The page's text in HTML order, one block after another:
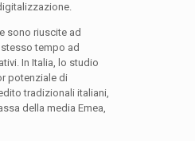
sono riuscite ad
tempo ad
In Italia, lo studio
potenziale di
tradizionali italiani,
della media Emea,